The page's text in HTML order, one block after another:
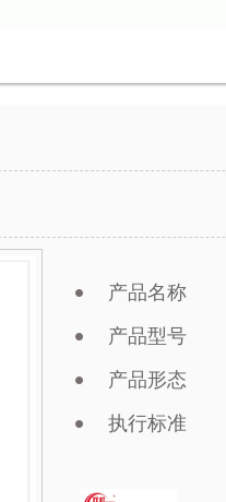
产品名称
产品型号
产品形态
执行标准